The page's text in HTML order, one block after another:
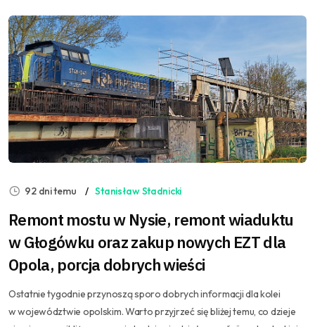
92 dni temu Stanisław Stadnicki
Remont mostu w Nysie, remont wiaduktu
w Głogówku oraz zakup nowych EZT dla
Opola, porcja dobrych wieści
Ostatnie tygodnie przynoszą sporo dobrych informacji dla kolei
w województwie opolskim. Warto przyjrzeć się bliżej temu, co dzieje